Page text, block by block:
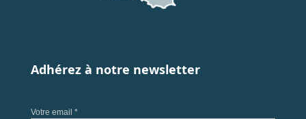
Adhérez à notre newsletter
Votre email *